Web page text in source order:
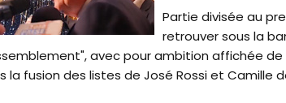
Partie divisée au
retrouver sous la
avec pour ambition affichée
la fusion des listes de José Rossi et Camille